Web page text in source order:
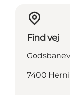
Find vej
7400